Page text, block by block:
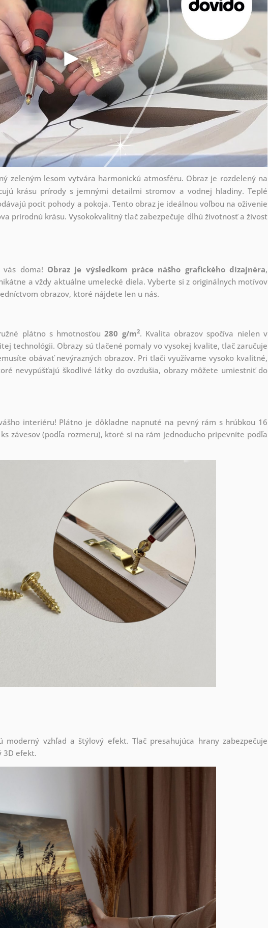
zeleným lesom vytvára harmonickú atmosféru. Obraz je rozdelený na
krásu prírody s jemnými detailmi stromov a vodnej hladiny. Teplé
pocit pohody a pokoja. Tento obraz je ideálnou voľbou na oživenie
prírodnú krásu. Vysokokvalitný tlač zabezpečuje dlhú životnosť a živost
doma! Obraz je výsledkom práce nášho grafického dizajnéra,
a vždy aktuálne umelecké diela. Vyberte si z originálnych motívov
obrazov, ktoré nájdete len u nás.
plátno s hmotnosťou280 g/m2. Kvalita obrazov spočíva nielen v
technológii. Obrazy sú tlačené pomaly vo vysokej kvalite, tlač zaručuje
obávať nevýrazných obrazov. Pri tlači využívame vysoko kvalitné,
nevypúšťajú škodlivé látky do ovzdušia, obrazy môžete umiestniť do
interiéru! Plátno je dôkladne napnuté na pevný rám s hrúbkou 16
závesov (podľa rozmeru), ktoré si na rám jednoducho pripevníte podľa
moderný vzhľad a štýlový efekt. Tlač presahujúca hrany zabezpečuje
3D efekt.